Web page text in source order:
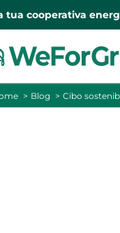
tua cooperativa
Blog Cibo